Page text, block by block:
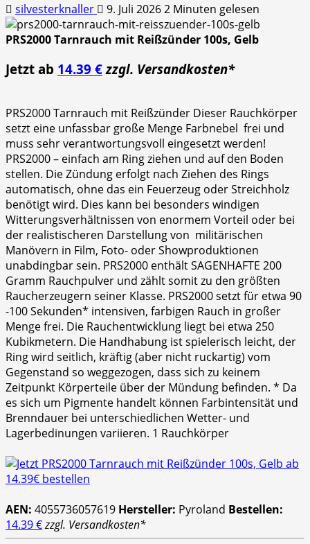
silvesterknaller 9. Juli 20262 Minuten gelesen
PRS2000 Tarnrauch mit Reißzünder 100s, Gelb
Jetzt ab 14.39 € zzgl. Versandkosten*
PRS2000 Tarnrauch mit Reißzünder Dieser Rauchkörper
setzt eine unfassbar große Menge Farbnebel frei und
muss sehr verantwortungsvoll eingesetzt werden!
PRS2000 – einfach am Ring ziehen und auf den Boden
stellen. Die Zündung erfolgt nach Ziehen des Rings
automatisch, ohne das ein Feuerzeug oder Streichholz
benötigt wird. Dies kann bei besonders windigen
Witterungsverhältnissen von enormem Vorteil oder bei
der realistischeren Darstellung von militärischen
Manövern in Film, Foto- oder Showproduktionen
unabdingbar sein. PRS2000 enthält SAGENHAFTE 200
Gramm Rauchpulver und zählt somit zu den größten
Raucherzeugern seiner Klasse. PRS2000 setzt für etwa 90
-100 Sekunden* intensiven, farbigen Rauch in großer
Menge frei. Die Rauchentwicklung liegt bei etwa 250
Kubikmetern. Die Handhabung ist spielerisch leicht, der
Ring wird seitlich, kräftig (aber nicht ruckartig) vom
Gegenstand so weggezogen, dass sich zu keinem
Zeitpunkt Körperteile über der Mündung befinden. * Da
es sich um Pigmente handelt können Farbintensität und
Brenndauer bei unterschiedlichen Wetter- und
Lagerbedinungen variieren. 1 Rauchkörper
AEN: 4055736057619 Hersteller: Pyroland Bestellen:
14.39 €zzgl. Versandkosten*